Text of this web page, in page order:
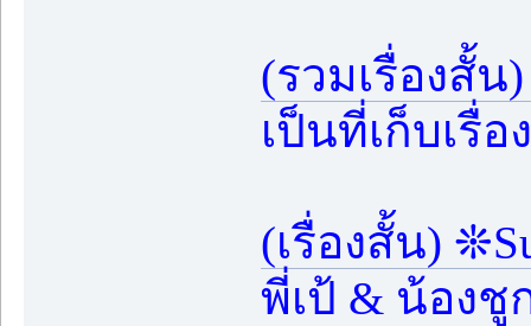
(รวมเรื่องสั้
เป็นที่เก็บเรื่
(เรื่องสั้น)
พี่เป้ & น้องชู